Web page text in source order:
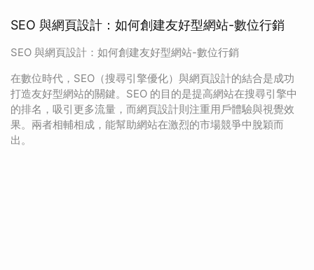
SEO 與網頁設計：如何創建友好型網站-數位行銷
SEO 與網頁設計：如何創建友好型網站-數位行銷
在數位時代，SEO（搜尋引擎優化）與網頁設計的結合是成功
打造友好型網站的關鍵。SEO 的目的是提高網站在搜尋引擎中
的排名，吸引更多流量，而網頁設計則注重用戶體驗與視覺效
果。兩者相輔相成，能幫助網站在激烈的市場競爭中脫穎而
出。